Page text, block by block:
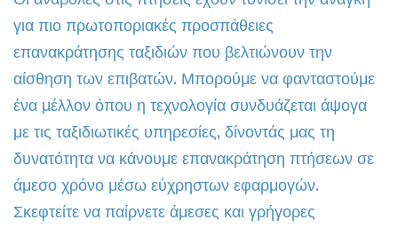
για πιο πρωτοποριακές προσπάθειες
επανακράτησης ταξιδιών που βελτιώνουν την
αίσθηση των επιβατών. Μπορούμε να φανταστούμε
ένα μέλλον όπου η τεχνολογία συνδυάζεται άψογα
με τις ταξιδιωτικές υπηρεσίες, δίνοντάς μας τη
δυνατότητα να κάνουμε επανακράτηση πτήσεων σε
άμεσο χρόνο μέσω εύχρηστων εφαρμογών.
Σκεφτείτε να παίρνετε άμεσες και γρήγορες